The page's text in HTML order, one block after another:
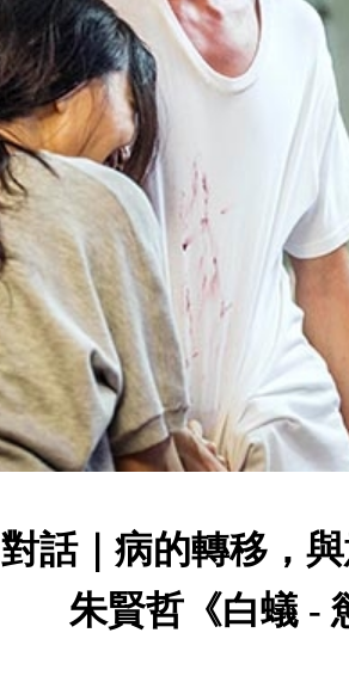
對話｜病的轉移，
朱賢哲《白蟻 -